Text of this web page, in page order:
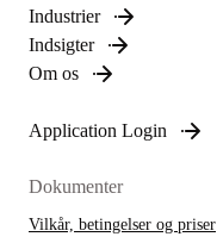
Industrier
Indsigter
Om os
Application Login
Dokumenter
Vilkår, betingelser og priser